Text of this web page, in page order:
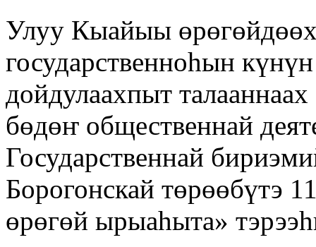
Улуу Кыайыы
государственноһын
дойдулаахпыт
бөдөҥ общественнай
Государственнай
Борогонскай төрөөбүтэ
өрөгөй ырыаһыта»